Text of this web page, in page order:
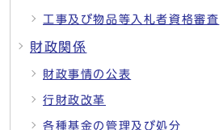
工事及び物品等入札者資格審査
財政関係
財政事情の公表
行財政改革
各種基金の管理及び処分